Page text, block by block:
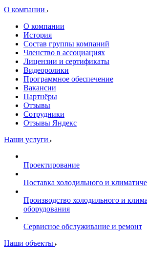
О компании
О компании
История
Состав группы компаний
Членство в ассоциациях
Лицензии и сертификаты
Видеоролики
Программное обеспечение
Вакансии
Партнёры
Отзывы
Сотрудники
Отзывы Яндекс
Наши услуги
Проектирование
Поставка холодильного и
Производство холодильного и
оборудования
Сервисное обслуживание и ремонт
Наши объекты